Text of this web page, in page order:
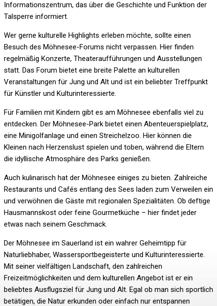
Informationszentrum, das über die Geschichte und Funktion der
Talsperre informiert.
Wer gerne kulturelle Highlights erleben möchte, sollte einen
Besuch des Möhnesee-Forums nicht verpassen. Hier finden
regelmäßig Konzerte, Theateraufführungen und Ausstellungen
statt. Das Forum bietet eine breite Palette an kulturellen
Veranstaltungen für Jung und Alt und ist ein beliebter Treffpunkt
für Künstler und Kulturinteressierte.
Für Familien mit Kindern gibt es am Möhnesee ebenfalls viel zu
entdecken. Der Möhnesee-Park bietet einen Abenteuerspielplatz,
eine Minigolfanlage und einen Streichelzoo. Hier können die
Kleinen nach Herzenslust spielen und toben, während die Eltern
die idyllische Atmosphäre des Parks genießen.
Auch kulinarisch hat der Möhnesee einiges zu bieten. Zahlreiche
Restaurants und Cafés entlang des Sees laden zum Verweilen ein
und verwöhnen die Gäste mit regionalen Spezialitäten. Ob deftige
Hausmannskost oder feine Gourmetküche – hier findet jeder
etwas nach seinem Geschmack.
Der Möhnesee im Sauerland ist ein wahrer Geheimtipp für
Naturliebhaber, Wassersportbegeisterte und Kulturinteressierte.
Mit seiner vielfältigen Landschaft, den zahlreichen
Freizeitmöglichkeiten und dem kulturellen Angebot ist er ein
beliebtes Ausflugsziel für Jung und Alt. Egal ob man sich sportlich
betätigen, die Natur erkunden oder einfach nur entspannen